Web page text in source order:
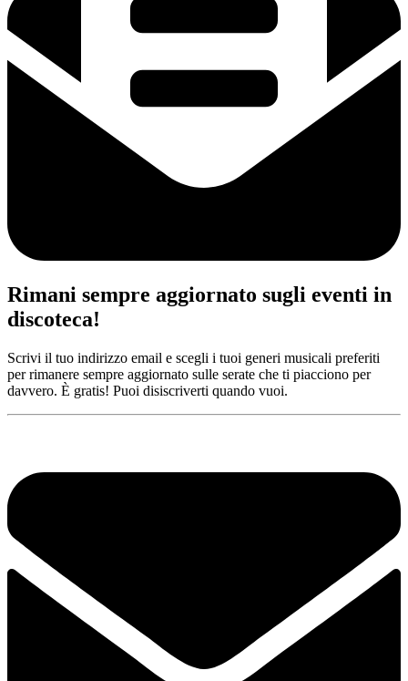
Rimani sempre aggiornato sugli eventi in
discoteca!
Scrivi il tuo indirizzo email e scegli i tuoi generi musicali preferiti
per rimanere sempre aggiornato sulle serate che ti piacciono per
davvero. È gratis! Puoi disiscriverti quando vuoi.